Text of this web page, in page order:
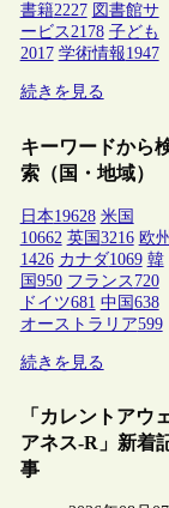
書籍2227 図書館サ
ービス2178 子ども
2017 学術情報1947
続きを見る
キーワードから
索（国・地域）
日本19628 米国
10662 英国 3216 欧州
1426 カナダ1069 韓
国 950 フランス 720
ドイツ681 中国 638
オーストラリア599
続きを見る
「カレントアウ
アネス-R」新着
事